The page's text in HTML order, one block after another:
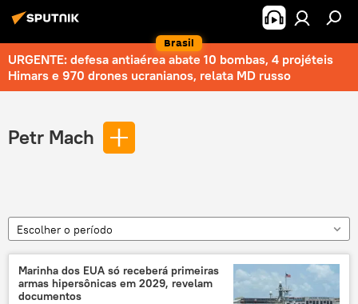
Brasil
URGENTE: defesa antiaérea abate 10 bombas, 4 projéteis
Himars e 970 drones ucranianos, relata MD russo
Petr Mach
Escolher o período
Marinha dos EUA só receberá primeiras
armas hipersônicas em 2029, revelam
documentos